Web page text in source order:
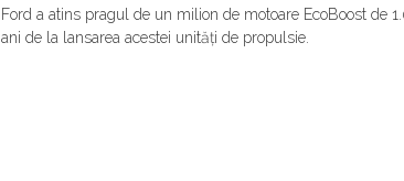
Ford a atins pragul de un milion de motoare EcoBoost de
ani de la lansarea acestei unități de propulsie.